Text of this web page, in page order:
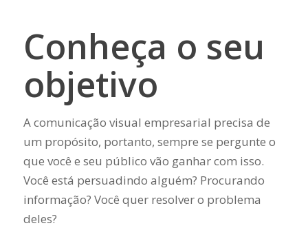
Conheça o seu
objetivo
A comunicação visual empresarial precisa de
um propósito, portanto, sempre se pergunte o
que você e seu público vão ganhar com isso.
Você está persuadindo alguém? Procurando
informação? Você quer resolver o problema
deles?